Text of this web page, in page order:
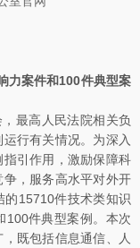
力案件和100件典型案
最高人民法院相关负
行有关情况。为深入
引作用，激励保障科
，服务高水平对外开
的15710件技术类知识
100件典型案例。本次
既包括信息通信、人